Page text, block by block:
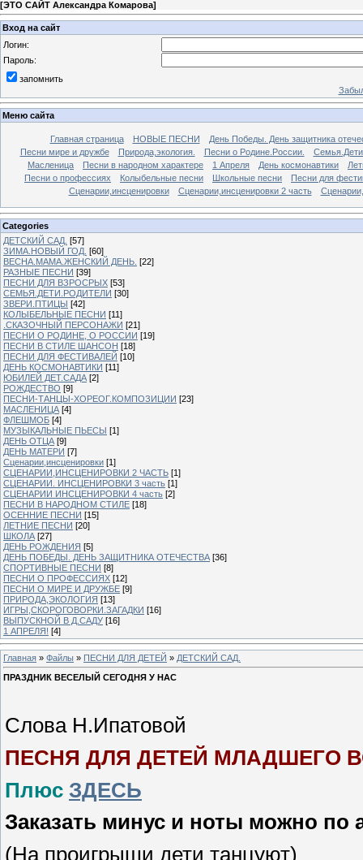
[ЭТО САЙТ Александра Комарова]
Вход на сайт
Логин:
Пароль:
запомнить
Меню сайта
Главная страница НОВЫЕ ПЕСНИ
День Победы. День защитника
Песни мире и дружбе
Природа,экология. Песни о Родине.России.
Масленица
Песни в народном характере 1 Апреля День космонавтики
Песни о профессиях
Колыбельные песни Школьные песни
Песни для
Сценарии,инсценировки
Сценарии,инсценировки 2 часть
Categories
ДЕТСКИЙ САД. [57]
ЗИМА.НОВЫЙ ГОД. [60]
ВЕСНА.МАМА.ЖЕНСКИЙ ДЕНЬ. [22]
РАЗНЫЕ ПЕСНИ [39]
ПЕСНИ ДЛЯ ВЗРОСРЫХ [53]
СЕМЬЯ.ДЕТИ.РОДИТЕЛИ [30]
ЗВЕРИ.ПТИЦЫ [42]
КОЛЫБЕЛЬНЫЕ ПЕСНИ [11]
.СКАЗОЧНЫЙ ПЕРСОНАЖИ [21]
ПЕСНИ О РОДИНЕ, О РОССИИ [19]
ПЕСНИ В СТИЛЕ ШАНСОН [18]
ПЕСНИ ДЛЯ ФЕСТИВАЛЕЙ [10]
ДЕНЬ КОСМОНАВТИКИ [11]
ЮБИЛЕЙ ДЕТ.САДА [2]
РОЖДЕСТВО [9]
ПЕСНИ-ТАНЦЫ-ХОРЕОГ.КОМПОЗИЦИИ [23]
МАСЛЕНИЦА [4]
ФЛЕШМОБ [4]
МУЗЫКАЛЬНЫЕ ПЬЕСЫ [1]
ДЕНЬ ОТЦА [9]
ДЕНЬ МАТЕРИ [7]
Сценарии,инсценировки [1]
СЦЕНАРИИ,ИНСЦЕНИРОВКИ 2 ЧАСТЬ [1]
СЦЕНАРИИ. ИНСЦЕНИРОВКИ 3 часть [1]
СЦЕНАРИИ ИНСЦЕНИРОВКИ 4 часть [2]
ПЕСНИ В НАРОДНОМ СТИЛЕ [18]
ОСЕННИЕ ПЕСНИ [15]
ЛЕТНИЕ ПЕСНИ [20]
ШКОЛА [27]
ДЕНЬ РОЖДЕНИЯ [5]
ДЕНЬ ПОБЕДЫ. ДЕНЬ ЗАЩИТНИКА ОТЕЧЕСТВА [36]
СПОРТИВНЫЕ ПЕСНИ [8]
ПЕСНИ О ПРОФЕССИЯХ [12]
ПЕСНИ О МИРЕ И ДРУЖБЕ [9]
ПРИРОДА,ЭКОЛОГИЯ [13]
ИГРЫ,СКОРОГОВОРКИ.ЗАГАДКИ [16]
ВЫПУСКНОЙ В Д.САДУ [16]
1 АПРЕЛЯ! [4]
Главная » Файлы » ПЕСНИ ДЛЯ ДЕТЕЙ » ДЕТСКИЙ САД.
ПРАЗДНИК ВЕСЕЛЫЙ СЕГОДНЯ У НАС
Слова Н.Ипатовой
ПЕСНЯ ДЛЯ ДЕТЕЙ МЛАДШЕГО
Плюс ЗДЕСЬ
Заказать минус и ноты можно по
(На проигрыши дети танцуют)